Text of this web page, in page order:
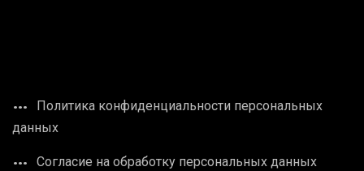
Политика конфиденциальности персональных
данных
Согласие на обработку персональных данных